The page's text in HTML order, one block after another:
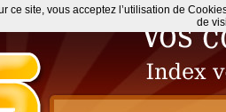
ce site, vous acceptez l’utilisation de
de